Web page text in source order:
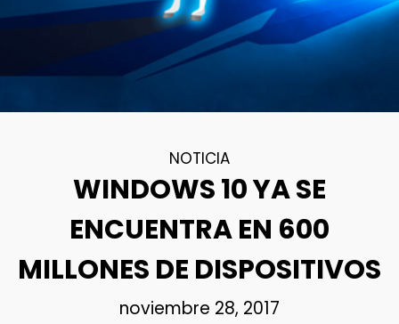
NOTICIA
WINDOWS 10 YA SE
ENCUENTRA EN 600
MILLONES DE DISPOSITIVOS
noviembre 28, 2017